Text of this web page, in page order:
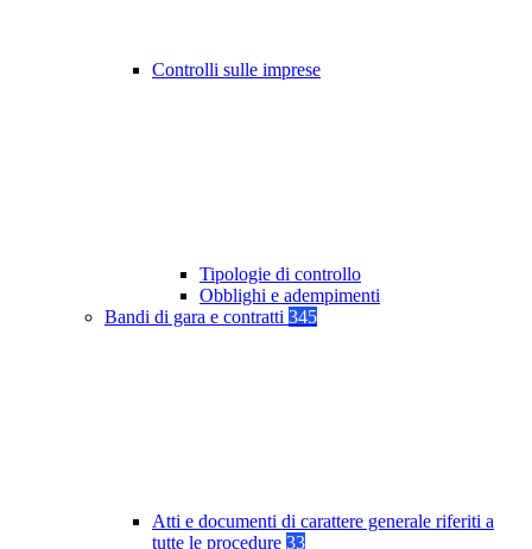
Controlli sulle imprese
Tipologie di controllo
Obblighi e adempimenti
Bandi di gara e contratti 345
Atti e documenti di carattere generale riferiti a
tutte le procedure 33